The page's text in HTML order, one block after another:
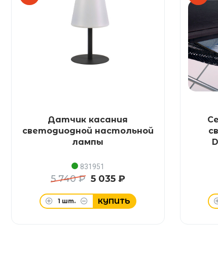
Датчик касания
светодиодной настольной
лампы
831951
5 740 ₽ 5 035 ₽
1 шт. КУПИТЬ